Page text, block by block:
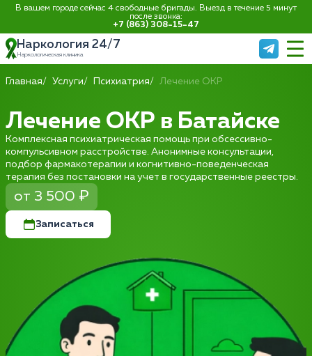
В вашем городе сейчас 4 свободные бригады. Выезд в течение 5 минут
после звонка:
+7 (863) 308-15-47
Наркология 24/7
Наркологическая клиника
Главная Услуги Психиатрия Лечение ОКР
Лечение ОКР в Батайске
Комплексная психиатрическая помощь при обсессивно-
компульсивном расстройстве. Анонимные консультации,
подбор фармакотерапии и когнитивно-поведенческая
терапия без постановки на учет в государственные реестры.
от 3 500 ₽
Записаться